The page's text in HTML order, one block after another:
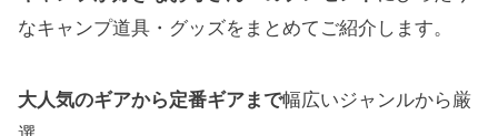
なキャンプ道具・グッズをまとめてご紹介します。
大人気のギアから定番ギアまで幅広いジャンルから厳